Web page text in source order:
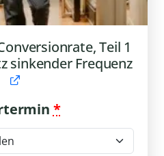
Teil 1
sinkender Frequenz
*